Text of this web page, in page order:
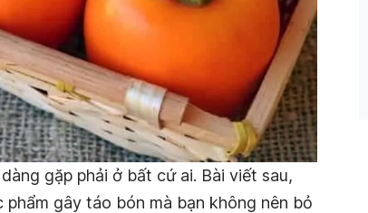
gặp phải ở bất cứ ai. Bài viết sau,
gây táo bón mà bạn không nên bỏ